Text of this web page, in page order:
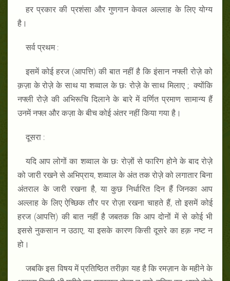
हर प्रकार की प्रशंसा और गुणगान केवल अल्लाह के लिए योग्य
है।
सर्व प्रथम :
इसमें कोई हरज (आपत्ति) की बात नहीं है कि इंसान नफ्ली रोज़े को
क़ज़ा के रोज़े के साथ या शव्वाल के छः रोज़े के साथ मिलाए ; क्योंकि
नफ्ली रोज़े की अभिरूचि दिलाने के बारे में वर्णित प्रमाण सामान्य हैं
उनमें नफ्ल और कज़ा के बीच कोई अंतर नहीं किया गया है।
दूसरा :
यदि आप लोगों का शव्वाल के छः रोज़ों से फारिग होने के बाद रोज़े
को जारी रखने से अभिप्राय, शव्वाल के अंत तक रोज़े को लगातार बिना
अंतराल के जारी रखना है, या कुछ निर्धारित दिन हैं जिनका आप
अल्लाह के लिए ऐच्छिक तौर पर रोज़ा रखना चाहते हैं, तो इसमें कोई
हरज (आपत्ति) की बात नहीं है जबतक कि आप दोनों में से कोई भी
इससे नुकसान न उठाए, या इसके कारण किसी दूसरे का हक़ नष्ट न
हो।
जबकि इस विषय में प्रतिष्ठित तरीक़ा यह है कि रमज़ान के महीने के